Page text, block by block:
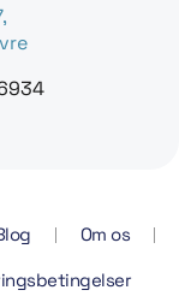
Om os